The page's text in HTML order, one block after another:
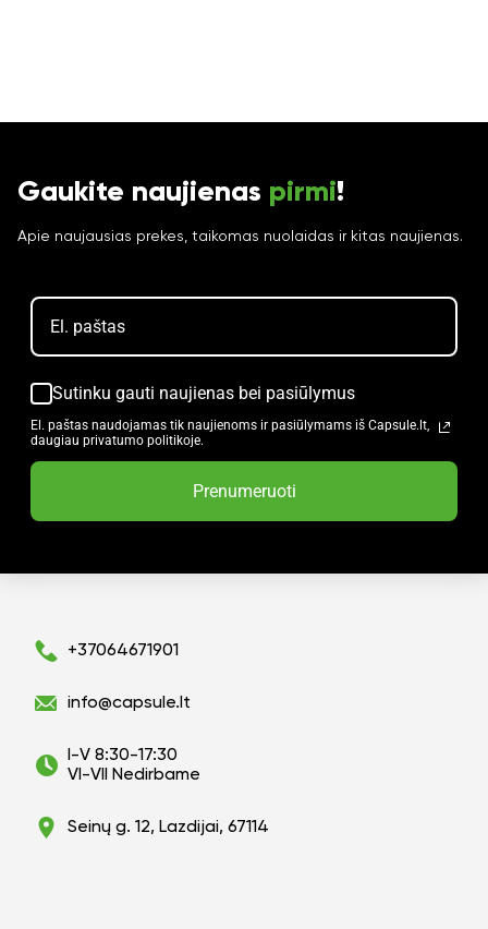
Gaukite naujienas pirmi!
Apie naujausias prekes, taikomas nuolaidas ir kitas naujienas.
Sutinku gauti naujienas bei pasiūlymus
El. paštas naudojamas tik naujienoms ir pasiūlymams iš Capsule.lt,
daugiau privatumo politikoje.
Prenumeruoti
+37064671901
info@capsule.lt
I-V 8:30-17:30
VI-VII Nedirbame
Seinų g. 12, Lazdijai, 67114